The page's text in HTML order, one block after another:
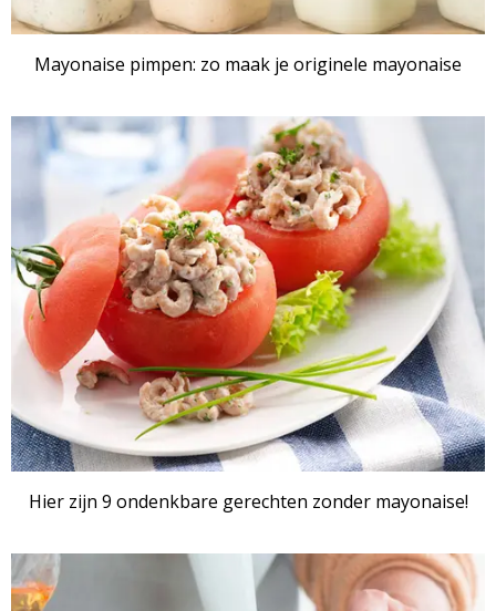
Mayonaise pimpen: zo maak je originele mayonaise
Hier zijn 9 ondenkbare gerechten zonder mayonaise!